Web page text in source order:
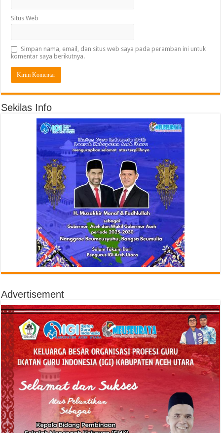
Situs Web
Simpan nama, email, dan situs web saya pada peramban ini untuk
komentar saya berikutnya.
Sekilas Info
Advertisement